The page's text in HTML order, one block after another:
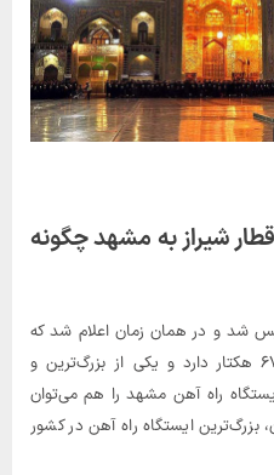
شیراز به مشهد چگونه
راه آهن شیراز سال ۹۰ تاسیس شد و در همان زمان اعلام شد که
این ایستگاه قطار مساحتی حدود ۶۷ هکتار دارد و یکی از بزرگ‌ترین و
راه آهن مشهد را هم می‌توان
بزرگ‌ترین ایستگاه راه آهن در کشور